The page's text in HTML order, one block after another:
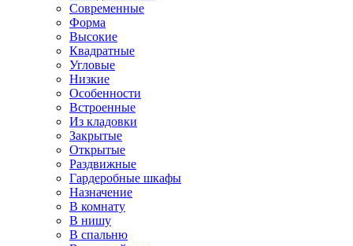
Современные
Форма
Высокие
Квадратные
Угловые
Низкие
Особенности
Встроенные
Из кладовки
Закрытые
Открытые
Раздвижные
Гардеробные шкафы
Назначение
В комнату
В нишу
В спальню